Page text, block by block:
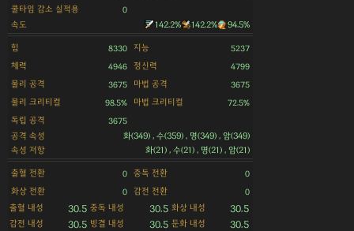
쿨타임 감소 실적용 0
속도 142.2% 142.2% 94.5%
힘 8330 지능 5237
체력 4946 정신력 4799
물리 공격 3675 마법 공격 3675
물리 크리티컬 98.5% 마법 크리티컬 72.5%
독립 공격 3675
공격 속성
화(349) , 수(359) , 명(349) , 암(349)
속성 저항
화(21) , 수(21) , 명(21) , 암(21)
출혈 전환 0 중독 전환 0
화상 전환 0 감전 전환 0
출혈 내성 30.5 중독 내성 30.5 화상 내성 30.5
감전 내성 30.5 빙결 내성 30.5 둔화 내성 30.5